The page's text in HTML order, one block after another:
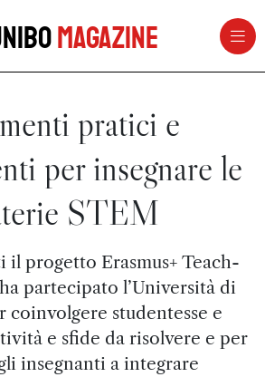
Magazine
pratici e
per insegnare le
STEM
il progetto Erasmus+ Teach-
partecipato l’Università di
coinvolgere studentesse e
e sfide da risolvere e per
insegnanti a integrare